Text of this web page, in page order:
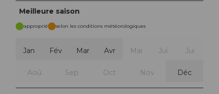
Meilleure saison
approprié selon les conditions météorologiques
Jan Fév Mar Avr Mai Jui Jui
Aoû Sep Oct Nov Déc